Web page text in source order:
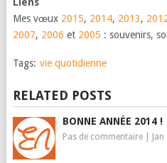
Mes vœux 2015, 2014, 2013,
2007, 2006 et 2005 : souvenirs,
Tags: vie quotidienne
RELATED POSTS
BONNE ANNÉE 2014 !
Pas de commentaire|